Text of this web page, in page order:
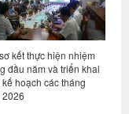
Viện Khoa học công
dựng và Tập đoàn Trần
hợp tác nghiên cứu, phát
nền tảng tiêu chuẩn cho